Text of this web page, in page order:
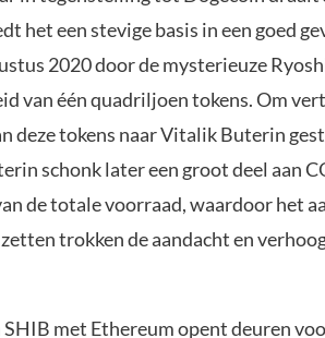
het een stevige basis in een goed
2020 door de mysterieuze
van één quadriljoen tokens. Om
deze tokens naar Vitalik Buterin
schonk later een groot deel aan
de totale voorraad, waardoor het
trokken de aandacht en
met Ethereum opent deuren